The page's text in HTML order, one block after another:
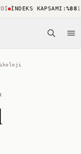
İNDEKS KAPSAMI:%88